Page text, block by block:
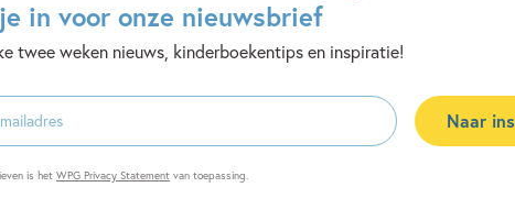
in voor onze nieuwsbrief
twee weken nieuws, kinderboekentips en inspiratie!
Naar
is het WPG Privacy Statement van toepassing.